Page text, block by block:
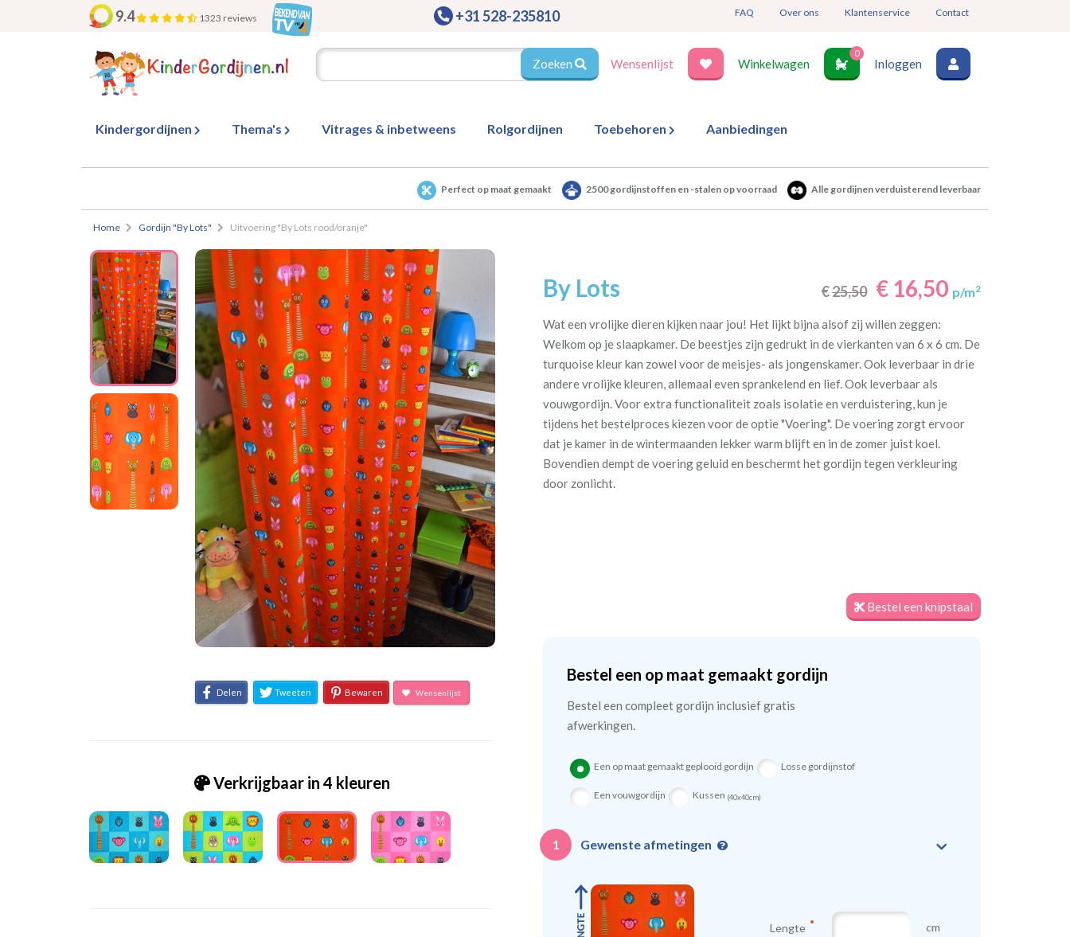
9.4 1323 reviews +31 528-235810 FAQ Over ons Klantenservice Contact
Zoeken Wensenlijst Winkelwagen
0
Inloggen
Kindergordijnen Thema's Vitrages & inbetweens Rolgordijnen Toebehoren Aanbiedingen
Perfect op maat gemaakt 2500 gordijnstoffen en -stalen op voorraad Alle gordijnen verduisterend leverbaar
Home Gordijn "By Lots" Uitvoering "By Lots rood/oranje"
Delen Tweeten Bewaren Wensenlijst
Verkrijgbaar in 4 kleuren
By Lots €25,50 € 16,50 p/m2
Wat een vrolijke dieren kijken naar jou! Het lijkt bijna alsof zij willen zeggen:
Welkom op je slaapkamer. De beestjes zijn gedrukt in de vierkanten van 6 x 6 cm. De
turquoise kleur kan zowel voor de meisjes- als jongenskamer. Ook leverbaar in drie
andere vrolijke kleuren, allemaal even sprankelend en lief. Ook leverbaar als
vouwgordijn. Voor extra functionaliteit zoals isolatie en verduistering, kun je
tijdens het bestelproces kiezen voor de optie "Voering". De voering zorgt ervoor
dat je kamer in de wintermaanden lekker warm blijft en in de zomer juist koel.
Bovendien dempt de voering geluid en beschermt het gordijn tegen verkleuring
door zonlicht.
Bestel een knipstaal
Bestel een op maat gemaakt gordijn
Bestel een compleet gordijn inclusief gratis
afwerkingen.
Een op maat gemaakt geplooid gordijn Losse gordijnstof
Een vouwgordijn Kussen (40x40cm)
1 Gewenste afmetingen
Lengte cm